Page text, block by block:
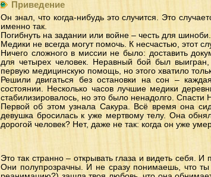
Приведение
Он знал, что когда-нибудь это случится. Это
именно так.
Погибнуть на задании или войне – честь для
Медики не всегда могут помочь. К несчастью, этот
Ничего сложного в миссии не было: доставить
для четырех человек. Неравный бой был
первую медицинскую помощь, но этого хватило
Решили двигаться без остановки на сон –
состоянии. Несколько часов лучшие медики
стабилизировалось, но это было ненадолго. Спасти
Первой об этом узнала Сакура. Всё время она
девушка бросилась к уже мертвому телу. Она
дорогой человек? Нет, даже не так: когда он уже
Это так странно – открывать глаза и видеть себя.
Они полупрозрачны. И не сразу понимаешь, что